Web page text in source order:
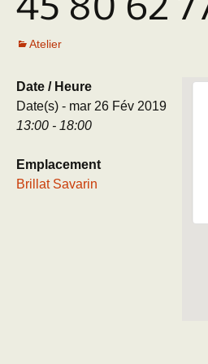
Les Travaux de
Atelier
Date / Heure
Date(s) - mar 26 Fév 2019
13:00 - 18:00
Emplacement
Brillat Savarin